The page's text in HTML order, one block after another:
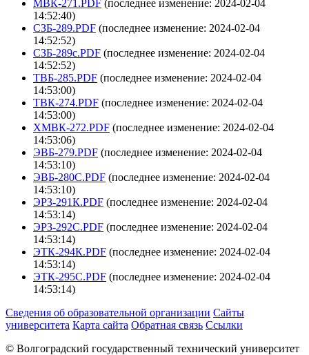
МВК-271.PDF (последнее изменение: 2024-02-04
14:52:40)
СЗБ-289.PDF (последнее изменение: 2024-02-04
14:52:52)
СЗБ-289с.PDF (последнее изменение: 2024-02-04
14:52:52)
ТВБ-285.PDF (последнее изменение: 2024-02-04
14:53:00)
ТВК-274.PDF (последнее изменение: 2024-02-04
14:53:00)
ХМВК-272.PDF (последнее изменение: 2024-02-04
14:53:06)
ЭВБ-279.PDF (последнее изменение: 2024-02-04
14:53:10)
ЭВБ-280С.PDF (последнее изменение: 2024-02-04
14:53:10)
ЭРЗ-291К.PDF (последнее изменение: 2024-02-04
14:53:14)
ЭРЗ-292С.PDF (последнее изменение: 2024-02-04
14:53:14)
ЭТК-294К.PDF (последнее изменение: 2024-02-04
14:53:14)
ЭТК-295С.PDF (последнее изменение: 2024-02-04
14:53:14)
Сведения об образовательной организации Сайты
университета Карта сайта Обратная связь Ссылки
© Волгоградский государственный технический университет